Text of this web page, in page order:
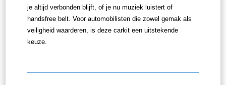
je altijd verbonden blijft, of je nu muziek luistert of
handsfree belt. Voor automobilisten die zowel gemak als
veiligheid waarderen, is deze carkit een uitstekende
keuze.